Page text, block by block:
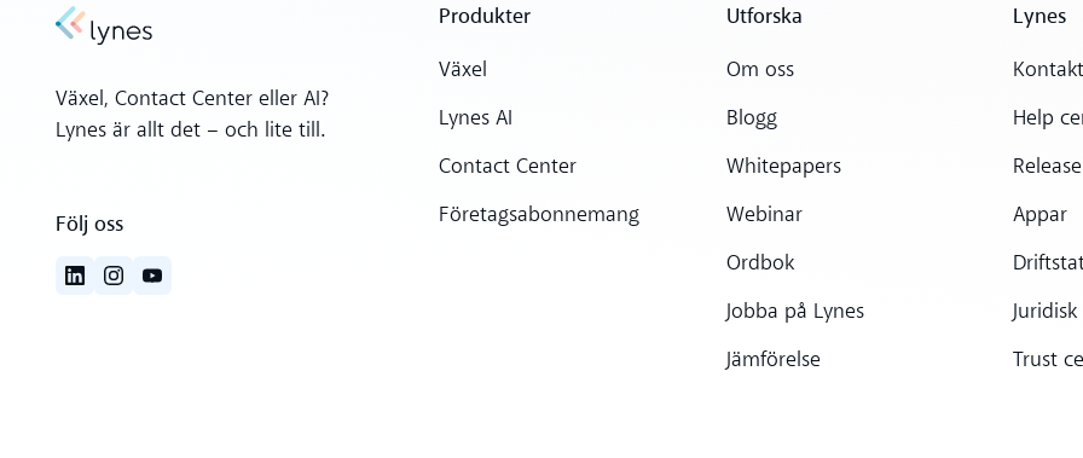
Växel, Contact Center eller AI?
Lynes är allt det – och lite till.
Följ oss
Produkter
Växel
Lynes AI
Contact Center
Företagsabonnemang
Utforska
Om oss
Blogg
Whitepapers
Webinar
Ordbok
Jobba på Lynes
Jämförelse
Lynes
Help
Appar
Trust